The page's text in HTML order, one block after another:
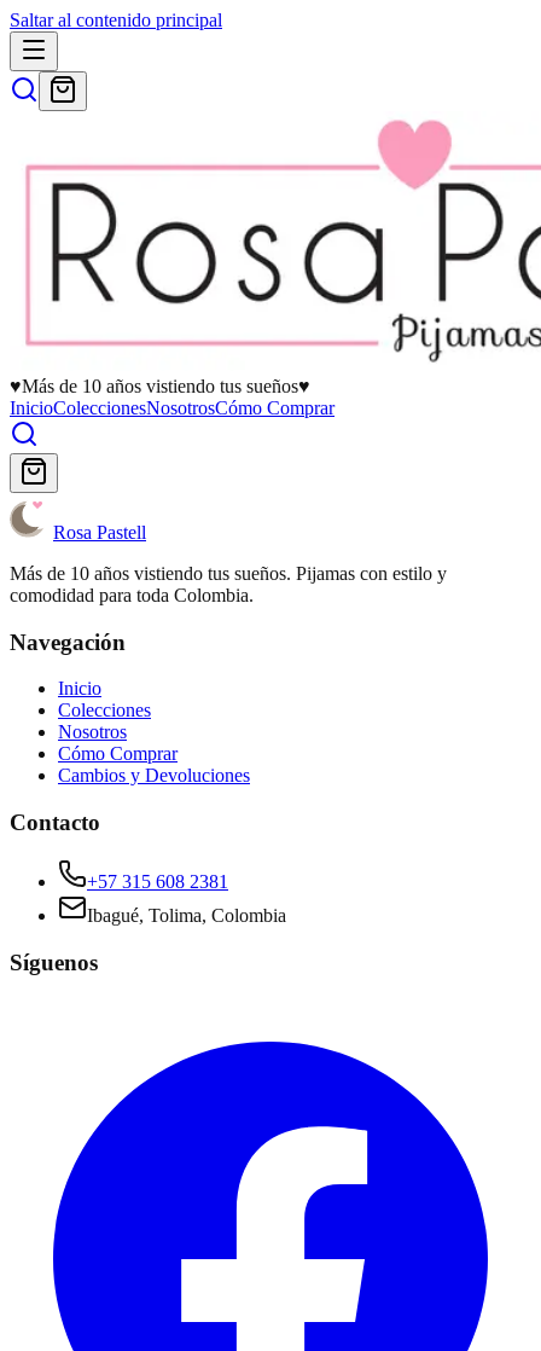
Saltar al contenido principal
♥Más de 10 años vistiendo tus sueños♥
InicioColeccionesNosotrosCómo Comprar
Rosa Pastell
Más de 10 años vistiendo tus sueños. Pijamas con estilo y
comodidad para toda Colombia.
Navegación
Inicio
Colecciones
Nosotros
Cómo Comprar
Cambios y Devoluciones
Contacto
+57 315 608 2381
Ibagué, Tolima, Colombia
Síguenos